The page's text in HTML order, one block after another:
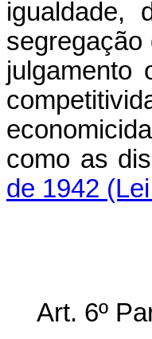
igualdade,
julgamento
como as
de 1942
Art. 6º